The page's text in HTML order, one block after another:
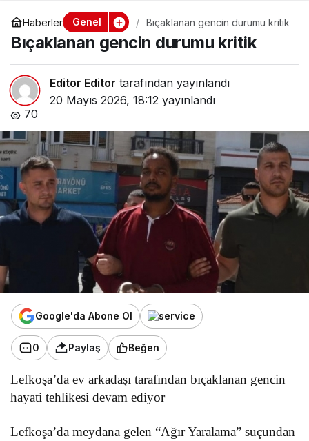
Haberler Genel Bıçaklanan gencin durumu kritik
Bıçaklanan gencin durumu kritik
Editor Editor tarafından yayınlandı
20 Mayıs 2026, 18:12 yayınlandı
70
Google'da Abone Ol
0 Paylaş Beğen
Lefkoşa’da ev arkadaşı tarafından bıçaklanan gencin
hayati tehlikesi devam ediyor
Lefkoşa’da meydana gelen “Ağır Yaralama” suçundan